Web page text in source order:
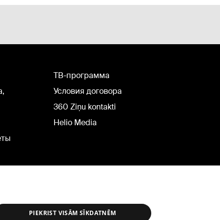
TВ-программа
Условия договора
360 Ziņu kontakti
Helio Media
PIEKRIST VISĀM SĪKDATNĒM